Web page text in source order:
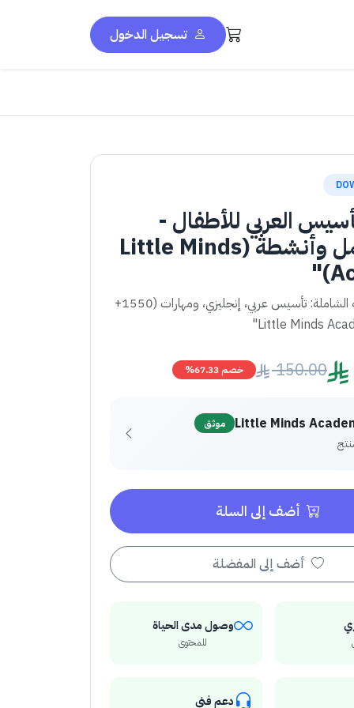
تسجيل الدخول
العربي للأطفال -
أوراق عمل وأنشطة (Little Minds
"الباقة التعليمية الشاملة: تأسيس عربي، إنجليزي، ومهارات (1550+
150.00 خصم 67.33%
Little Minds موثق
أضف إلى السلة
أضف إلى المفضلة
وصول مدى الحياة
للمحتوى
دعم فني